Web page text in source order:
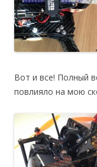
Вот и все! Полный
повлияло на мою